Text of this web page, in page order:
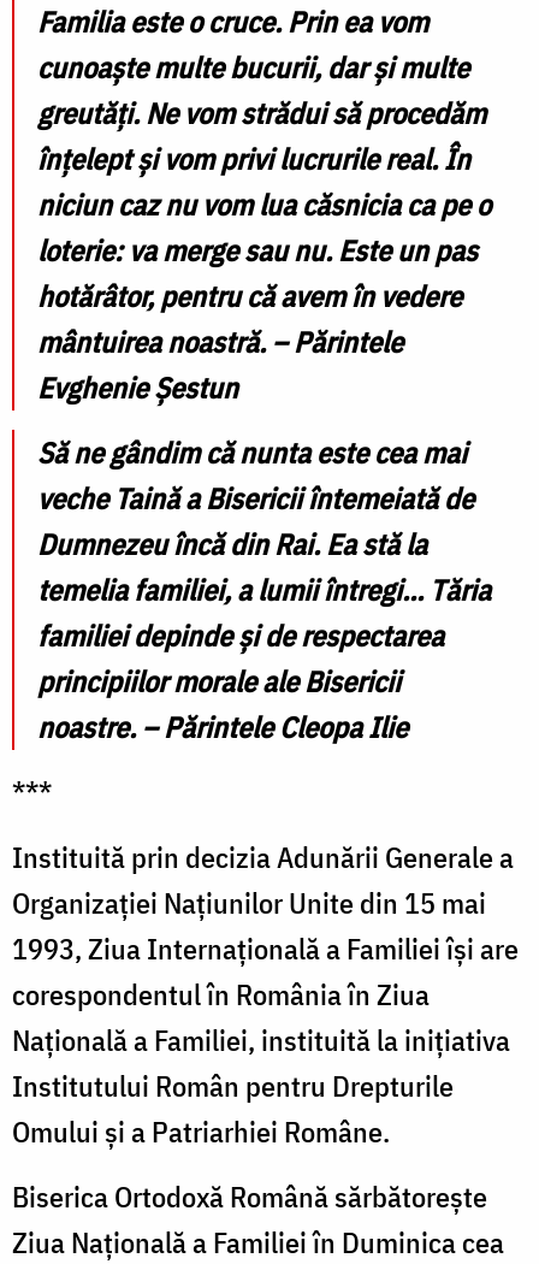
Familia este o cruce. Prin ea vom
cunoaşte multe bucurii, dar şi multe
greutăţi. Ne vom strădui să procedăm
înţelept şi vom privi lucrurile real. În
niciun caz nu vom lua căsnicia ca pe o
loterie: va merge sau nu. Este un pas
hotărâtor, pentru că avem în vedere
mântuirea noastră. – Părintele
Evghenie Șestun
Să ne gândim că nunta este cea mai
veche Taină a Bisericii întemeiată de
Dumnezeu încă din Rai. Ea stă la
temelia familiei, a lumii întregi... Tăria
familiei depinde şi de respectarea
principiilor morale ale Bisericii
noastre. – Părintele Cleopa Ilie
***
Instituită prin decizia Adunării Generale a
Organizației Națiunilor Unite din 15 mai
1993, Ziua Internațională a Familiei își are
corespondentul în România în Ziua
Națională a Familiei, instituită la inițiativa
Institutului Român pentru Drepturile
Omului și a Patriarhiei Române.
Biserica Ortodoxă Română sărbătorește
Ziua Națională a Familiei în Duminica cea